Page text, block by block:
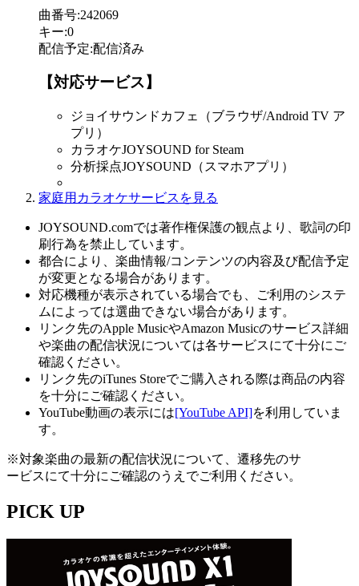
曲番号:242069
キー:0
配信予定:配信済み
【対応サービス】
ジョイサウンドカフェ（ブラウザ/Android TV ア
プリ）
カラオケJOYSOUND for Steam
分析採点JOYSOUND（スマホアプリ）
家庭用カラオケサービスを見る
JOYSOUND.comでは著作権保護の観点より、歌詞の印
刷行為を禁止しています。
都合により、楽曲情報/コンテンツの内容及び配信予定
が変更となる場合があります。
対応機種が表示されている場合でも、ご利用のシステ
ムによっては選曲できない場合があります。
リンク先のApple MusicやAmazon Musicのサービス詳細
や楽曲の配信状況については各サービスにて十分にご
確認ください。
リンク先のiTunes Storeでご購入される際は商品の内容
を十分にご確認ください。
YouTube動画の表示には[YouTube API]を利用していま
す。
※対象楽曲の最新の配信状況について、遷移先のサ
ービスにて十分にご確認のうえでご利用ください。
PICK UP